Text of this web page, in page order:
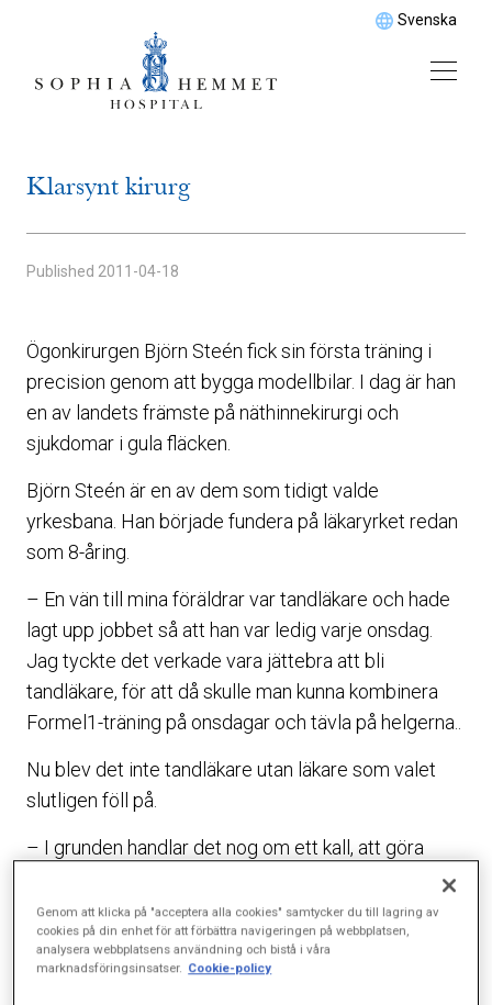
Svenska
Klarsynt kirurg
Published 2011-04-18
Ögonkirurgen Björn Steén fick sin första träning i
precision genom att bygga modellbilar. I dag är han
en av landets främste på näthinnekirurgi och
sjukdomar i gula fläcken.
Björn Steén är en av dem som tidigt valde
yrkesbana. Han började fundera på läkaryrket redan
som 8-åring.
– En vän till mina föräldrar var tandläkare och hade
lagt upp jobbet så att han var ledig varje onsdag.
Jag tyckte det verkade vara jättebra att bli
tandläkare, för att då skulle man kunna kombinera
Formel1-träning på onsdagar och tävla på helgerna..
Nu blev det inte tandläkare utan läkare som valet
slutligen föll på.
– I grunden handlar det nog om ett kall, att göra
gott, säger han. Att jag sedan valde att specialisera
mig på ögonkirurgi har mest att göra med att jag
gillar det som är pilligt. När jag var liten älskade jag
att bygga och måla bilmodeller, säger han.
Genom att klicka på "acceptera alla cookies" samtycker du till lagring av
cookies på din enhet för att förbättra navigeringen på webbplatsen,
analysera webbplatsens användning och bistå i våra
marknadsföringsinsatser. Cookie-policy